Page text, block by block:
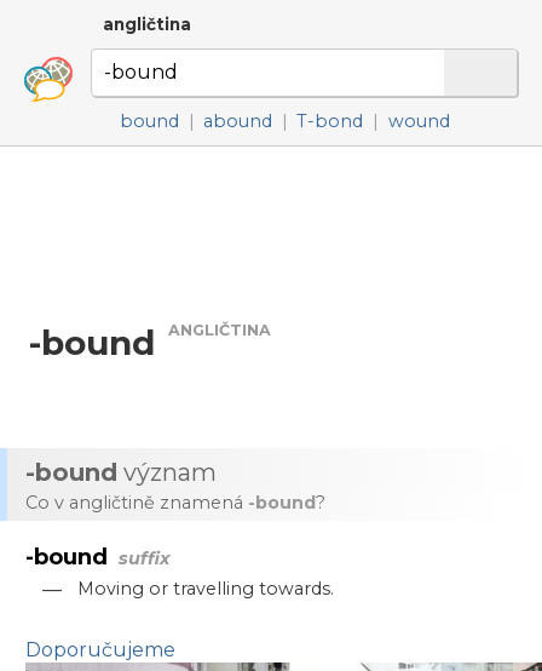
angličtina
bound | abound | T-bond | wound
-bound ANGLIČTINA
-bound význam
Co v angličtině znamená -bound?
-bound suffix
— Moving or travelling towards.
Doporučujeme